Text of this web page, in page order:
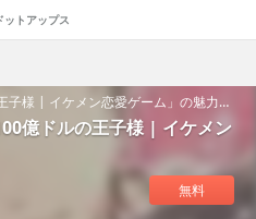
ットアップス
アプリ「シンデレラと100億ドルの王子様 | イケメン恋愛ゲーム」の魅力を紹介！
億ドルの王子様 | イケメン
無料